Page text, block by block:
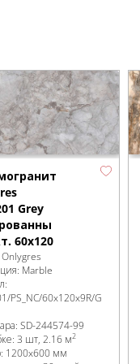
Grey
60x120
Onlygres
Marble
PS_NC/60x120x9R/G
SD-244574-99
: 3 шт, 2.16 м2
1200x600 мм